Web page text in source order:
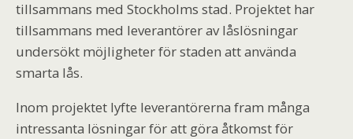
tillsammans med Stockholms stad. Projektet har
tillsammans med leverantörer av låslösningar
undersökt möjligheter för staden att använda
smarta lås.
Inom projektet lyfte leverantörerna fram många
intressanta lösningar för att göra åtkomst för